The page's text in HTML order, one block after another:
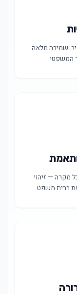
שמירה מלאה
המשפטי.
מקרה — זיהוי
בבית משפט.